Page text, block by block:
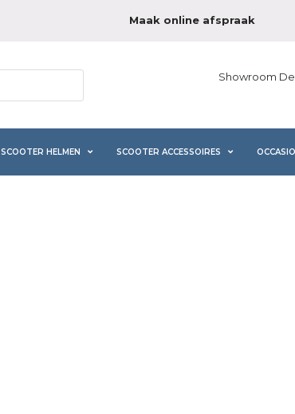
Maak online afspraak
Showroom
SCOOTER HELMEN SCOOTER ACCESSOIRES